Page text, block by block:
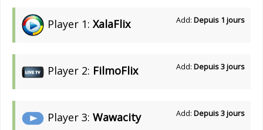
Player 1: XalaFlix Add: Depuis 1 jours
Player 2: FilmoFlix Add: Depuis 3 jours
Player 3: Wawacity Add: Depuis 3 jours